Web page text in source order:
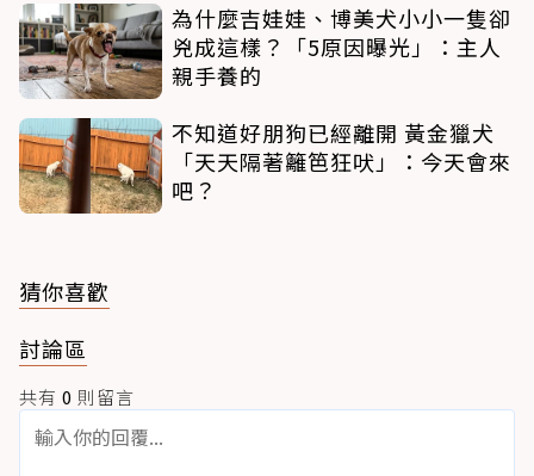
為什麼吉娃娃、博美犬小小一隻卻
兇成這樣？「5原因曝光」：主人
親手養的
不知道好朋狗已經離開 黃金獵犬
「天天隔著籬笆狂吠」：今天會來
吧？
猜你喜歡
討論區
共有 0 則留言